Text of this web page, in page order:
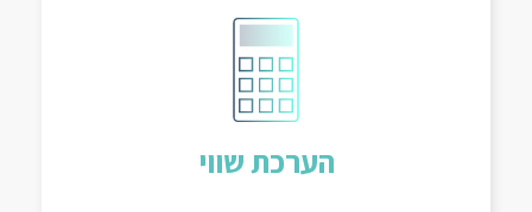
הערכת שווי
ביצוע הערכת שווי לא מחייבת לפעילות
לצרכי רכישת ו/או מכירת פעילות.